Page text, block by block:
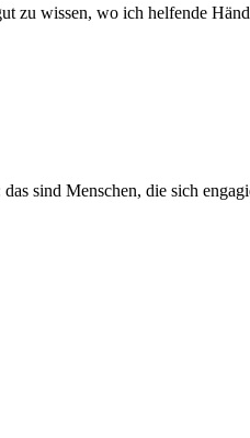
zu wissen, wo ich helfende
sind Menschen, die sich